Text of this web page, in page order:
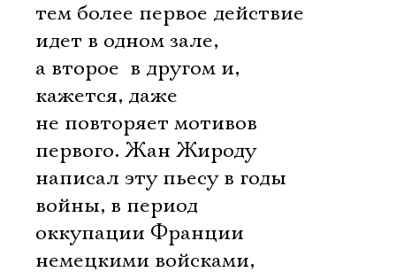
тем более первое действие
идет в одном зале,
а второе  в другом и,
кажется, даже
не повторяет мотивов
первого. Жан Жироду
написал эту пьесу в годы
войны, в период
оккупации Франции
немецкими войсками,